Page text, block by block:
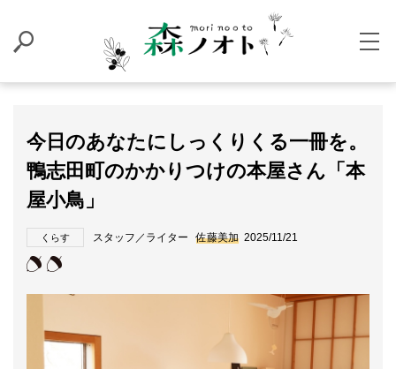
今日のあなたにしっくりくる一冊を。
鴨志田町のかかりつけの本屋さん「本
屋小鳥」
くらす スタッフ／ライター 佐藤美加 2025/11/21